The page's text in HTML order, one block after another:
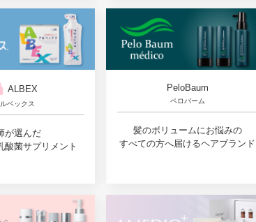
ALBEX
ベックス
が選んだ
酸菌サプリメント
PeloBaum
ペロバーム
髪のボリュームにお悩みの
すべての方へ届けるヘアブランド